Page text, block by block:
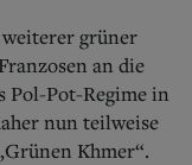
grüner
an die
Pol-Pot-Regime in
nun teilweise
Khmer“.